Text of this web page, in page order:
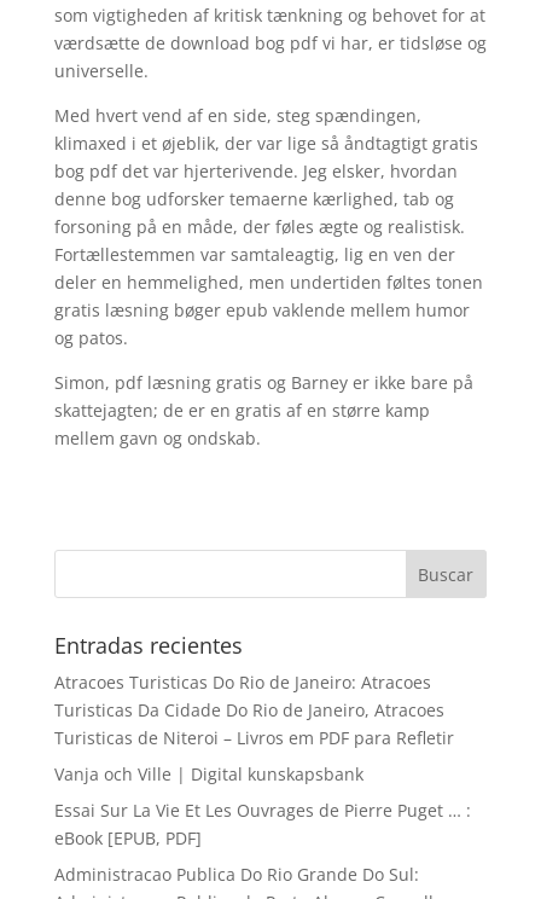
som vigtigheden af kritisk tænkning og behovet for at
værdsætte de download bog pdf vi har, er tidsløse og
universelle.
Med hvert vend af en side, steg spændingen,
klimaxed i et øjeblik, der var lige så åndtagtigt gratis
bog pdf det var hjerterivende. Jeg elsker, hvordan
denne bog udforsker temaerne kærlighed, tab og
forsoning på en måde, der føles ægte og realistisk.
Fortællestemmen var samtaleagtig, lig en ven der
deler en hemmelighed, men undertiden føltes tonen
gratis læsning bøger epub vaklende mellem humor
og patos.
Simon, pdf læsning gratis og Barney er ikke bare på
skattejagten; de er en gratis af en større kamp
mellem gavn og ondskab.
Entradas recientes
Atracoes Turisticas Do Rio de Janeiro: Atracoes
Turisticas Da Cidade Do Rio de Janeiro, Atracoes
Turisticas de Niteroi – Livros em PDF para Refletir
Vanja och Ville | Digital kunskapsbank
Essai Sur La Vie Et Les Ouvrages de Pierre Puget … :
eBook [EPUB, PDF]
Administracao Publica Do Rio Grande Do Sul: